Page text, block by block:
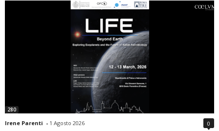
280
Irene Parenti - 1 Agosto 2026 0